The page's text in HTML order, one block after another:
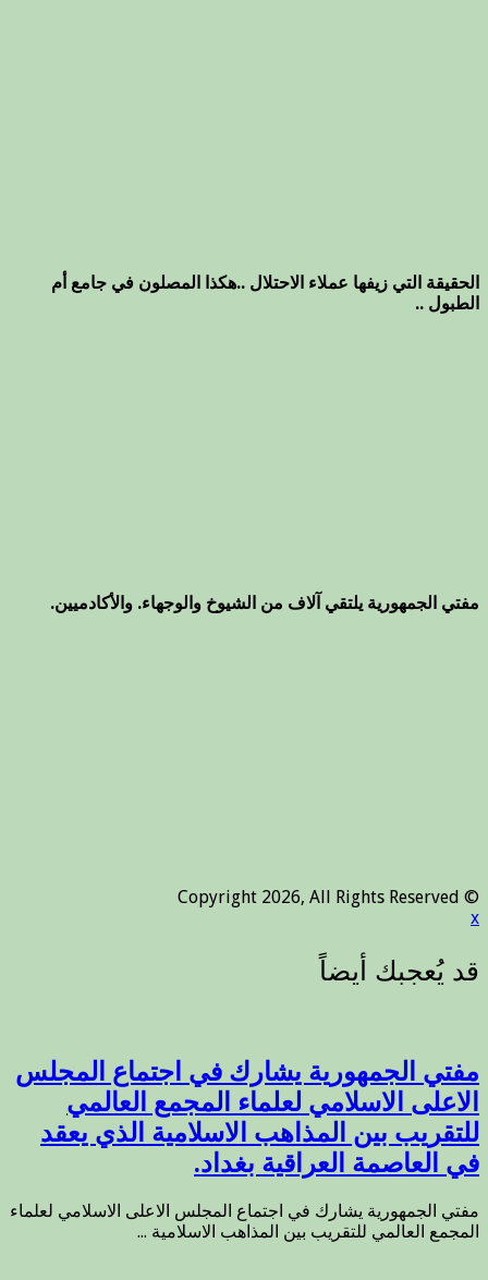
الحقيقة التي زيفها عملاء الاحتلال ..هكذا المصلون في جامع أم
الطبول ..
مفتي الجمهورية يلتقي آلاف من الشيوخ والوجهاء. والأكادميين.
© Copyright 2026, All Rights Reserved
x
مفتي الجمهورية يشارك في اجتماع المجلس
الاعلى الاسلامي لعلماء المجمع العالمي
للتقريب بين المذاهب الاسلامية الذي يعقد
في العاصمة العراقية بغداد.
مفتي الجمهورية يشارك في اجتماع المجلس الاعلى الاسلامي لعلماء
المجمع العالمي للتقريب بين المذاهب الاسلامية ...